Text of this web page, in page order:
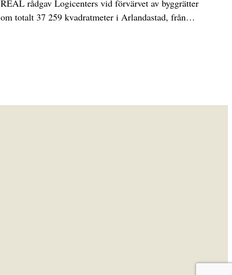
REAL rådgav Logicenters vid förvärvet av byggrätter
om totalt 37 259 kvadratmeter i Arlandastad, från…